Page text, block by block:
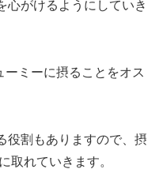
心がけるようにしていき
ミーに摂ることをオス
役割もありますので、摂
取れていきます。